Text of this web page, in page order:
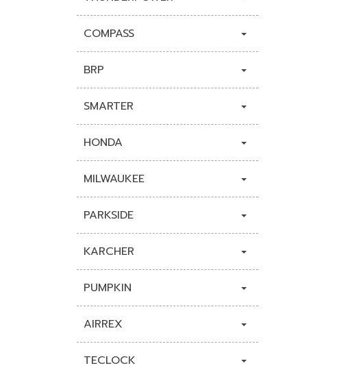
COMPASS
BRP
SMARTER
HONDA
MILWAUKEE
PARKSIDE
KARCHER
PUMPKIN
AIRREX
TECLOCK